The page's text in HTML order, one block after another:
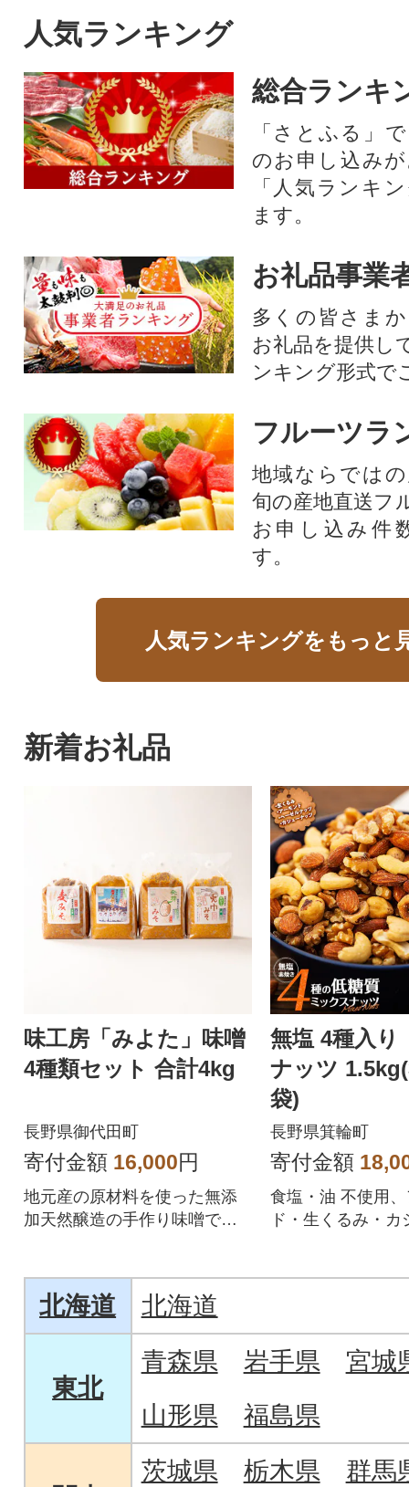
人気ランキング
総合ランキ
「さとふる」
のお申し込み
「人気ランキ
ます。
お礼品事業
多くの皆さま
お礼品を提供し
ンキング形式で
フルーツラ
地域ならでは
旬の産地直送フ
お申し込み件
す。
人気ランキングをもっと
新着お礼品
味工房「みよた」味噌
4種類セット 合計4kg
長野県御代田町
寄付金額 16,000円
地元産の原材料を使った無添
加天然醸造の手作り味噌で
無塩 4種入り
ナッツ
袋)
長野県箕輪町
寄付金額
食塩・油 不使用
ド・生くるみ・カ
北海道 北海道
東北
青森県 岩手県
宮城
山形県
福島県
茨城県 栃木県 群馬